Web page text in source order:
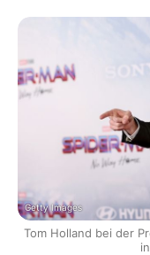
Getty Images
Tom Holland bei der